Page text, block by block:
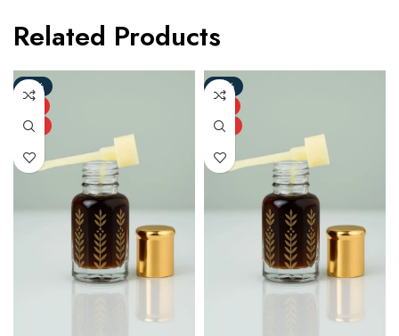
Related Products
-51%
NEW
-42%
NEW